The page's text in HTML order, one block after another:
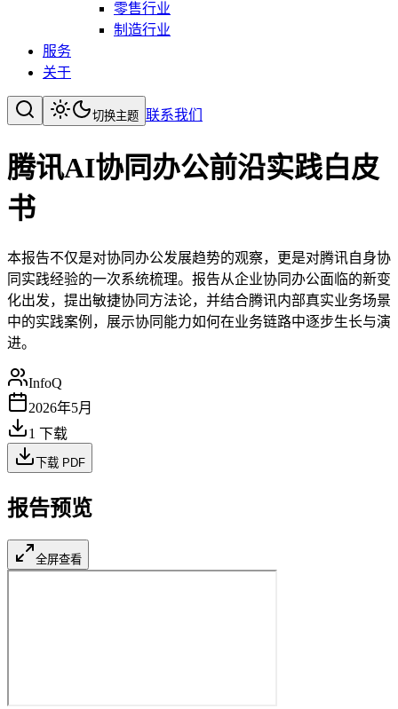
零售行业
制造行业
服务
关于
切换主题 联系我们
腾讯AI协同办公前沿实践白皮
书
本报告不仅是对协同办公发展趋势的观察，更是对腾讯自身协
同实践经验的一次系统梳理。报告从企业协同办公面临的新变
化出发，提出敏捷协同方法论，并结合腾讯内部真实业务场景
中的实践案例，展示协同能力如何在业务链路中逐步生长与演
进。
InfoQ
2026年5月
1 下载
下载 PDF
报告预览
全屏查看